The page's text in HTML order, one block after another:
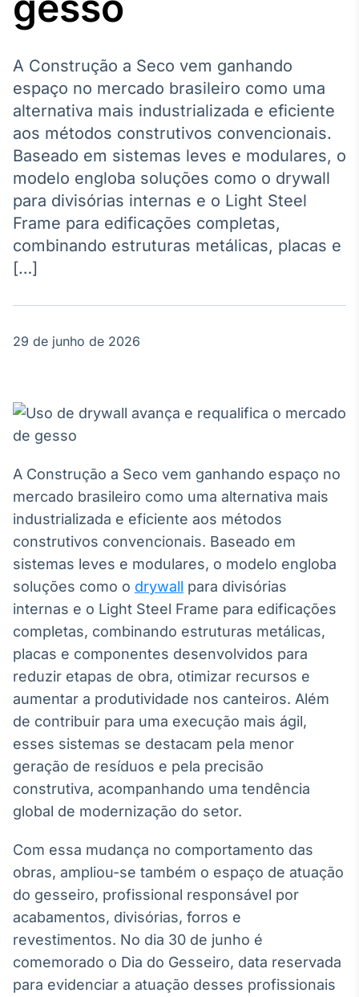
Broadcast
Político
Os bastidores da
política em
Broadcast
no Brasil
conteúdos
Soluções de Dados
Broadcast
Plataforma para
negociação de
Broadcast
Datafeed
APIs para
integração de
conteúdos e
Broadcast
Ticker
Cotações e
headlines de
notícias
Broadcast
Widgets
Componentes
para conteúdos e
funcionalidades
Broadcast
Wallboard
A Construção a Seco vem ganhando
espaço no mercado brasileiro como uma
alternativa mais industrializada e eficiente
aos métodos construtivos convencionais.
Baseado em sistemas leves e modulares, o
modelo engloba soluções como o drywall
para divisórias internas e o Light Steel
Frame para edificações completas,
combinando estruturas metálicas, placas e
[…]
29 de junho de 2026
A Construção a Seco vem ganhando espaço no
mercado brasileiro como uma alternativa mais
industrializada e eficiente aos métodos
construtivos convencionais. Baseado em
sistemas leves e modulares, o modelo engloba
soluções como o drywall para divisórias
internas e o Light Steel Frame para edificações
completas, combinando estruturas metálicas,
placas e componentes desenvolvidos para
reduzir etapas de obra, otimizar recursos e
aumentar a produtividade nos canteiros. Além
de contribuir para uma execução mais ágil,
esses sistemas se destacam pela menor
geração de resíduos e pela precisão
construtiva, acompanhando uma tendência
global de modernização do setor.
Com essa mudança no comportamento das
obras, ampliou-se também o espaço de atuação
do gesseiro, profissional responsável por
acabamentos, divisórias, forros e
revestimentos. No dia 30 de junho é
comemorado o Dia do Gesseiro, data reservada
para evidenciar a atuação desses profissionais